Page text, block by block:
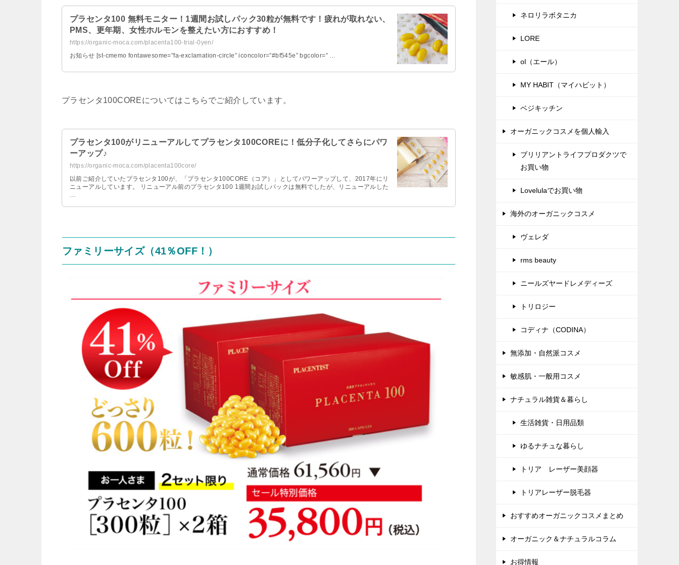
プラセンタ100 無料モニター！1週間お試しパック30粒が無料です！疲れが取れない、
PMS、更年期、女性ホルモンを整えたい方におすすめ！
https://organic-moca.com/placenta100-trial-0yen/
お知らせ [st-cmemo fontawesome=”fa-exclamation-circle” iconcolor=”#bf545e” bgcolor=” …
プラセンタ100COREについてはこちらでご紹介しています。
プラセンタ100がリニューアルしてプラセンタ100COREに！低分子化してさらにパワ
ーアップ♪
https://organic-moca.com/placenta100core/
以前ご紹介していたプラセンタ100が、「プラセンタ100CORE（コア）」としてパワーアップして、2017年にリ
ニューアルしています。 リニューアル前のプラセンタ100 1週間お試しパックは無料でしたが、リニューアルした
…
ファミリーサイズ（41％OFF！）
ネロリラボタニカ
LORE
ol（エール）
MY HABIT（マイハビット）
ベジキッチン
オーガニックコスメを個人輸入
ブリリアントライフプロダクツで
お買い物
Lovelulaでお買い物
海外のオーガニックコスメ
ヴェレダ
rms beauty
ニールズヤードレメディーズ
トリロジー
コディナ（CODINA）
無添加・自然派コスメ
敏感肌・一般用コスメ
ナチュラル雑貨＆暮らし
生活雑貨・日用品類
ゆるナチュな暮らし
トリア レーザー美顔器
トリアレーザー脱毛器
おすすめオーガニックコスメまとめ
オーガニック＆ナチュラルコラム
お得情報